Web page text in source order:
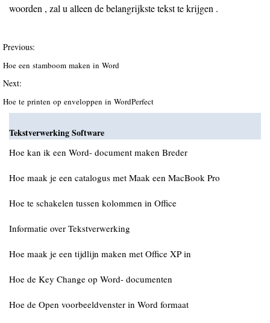
woorden , zal u alleen de belangrijkste tekst te krijgen .
Previous:
Hoe een stamboom maken in Word
Next:
Hoe te printen op enveloppen in WordPerfect
Tekstverwerking Software
Hoe kan ik een Word- document maken Breder
Hoe maak je een catalogus met Maak een MacBook Pro
Hoe te schakelen tussen kolommen in Office
Informatie over Tekstverwerking
Hoe maak je een tijdlijn maken met Office XP in
Hoe de Key Change op Word- documenten
Hoe de Open voorbeeldvenster in Word formaat